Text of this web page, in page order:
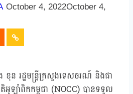
October 4, 2022October 4,
ខុន រដ្ឋមន្ដ្រីក្រសួងទេសចរណ៍ និងជា
តិអូឡាំពិកកម្ពុជា (NOCC) បានទទួល